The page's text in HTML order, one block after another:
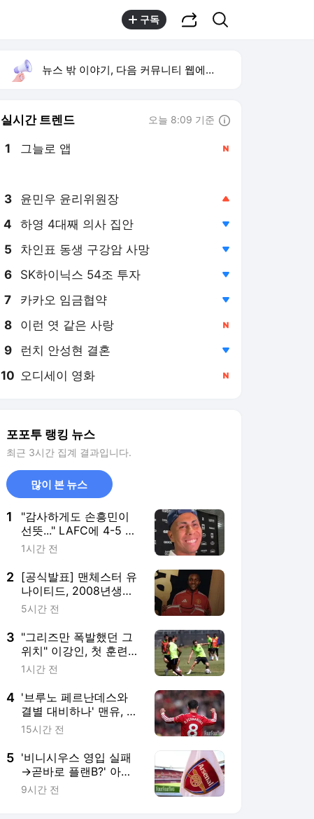
구독
뉴스 밖 이야기, 다음 커뮤니티 웹에서 보기
실시간 트렌드 오늘 8:09 기준
1 그늘로 앱
3 윤민우 윤리위원장
4 하영 4대째 의사 집안
5 차인표 동생 구강암 사망
6 SK하이닉스 54조 투자
7 카카오 임금협약
8 이런 엿 같은 사랑
9 런치 안성현 결혼
10 오디세이 영화
포포투 랭킹 뉴스
최근 3시간 집계 결과입니다.
많이 본 뉴스
1
"감사하게도 손흥민이
선뜻..." LAFC에 4-5 무
너졌지만, 인생 최고의
1시간 전
2 [공식발표] 맨체스터 유
나이티드, 2008년생
CDM 오로스코 영
다" 각오 공개
5시간 전
3 "그리즈만 폭발했던 그
위치" 이강인, 첫 훈련부
터 1:1 지도 받았다...시
계자' 물씬
1시간 전
4 '브루노 페르난데스와
결별 대비하나' 맨유, 노
팅엄 포레스트 에이스
장기적인 대체자로 낙점
15시간 전
5 '비니시우스 영입 실패
→곧바로 플랜B?' 아스
널, 재계약 거절한 에버
9시간 전